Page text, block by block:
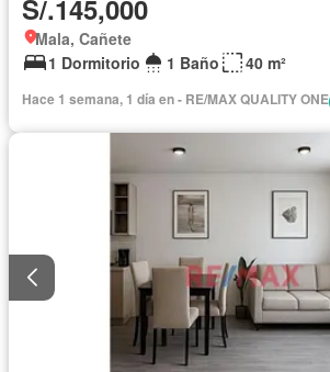
S/.145,000
Mala, Cañete
1 Dormitorio
1 Baño 40 m²
Hace 1 semana, 1 día en - RE/MAX QUALITY ONE